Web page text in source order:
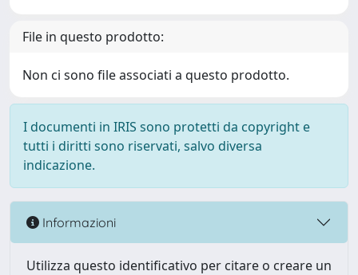
File in questo prodotto:
Non ci sono file associati a questo prodotto.
I documenti in IRIS sono protetti da copyright e
tutti i diritti sono riservati, salvo diversa
indicazione.
Informazioni
Utilizza questo identificativo per citare o creare un